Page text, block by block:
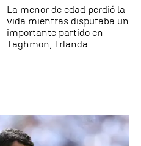
La menor de edad perdió la
vida mientras disputaba un
importante partido en
Taghmon, Irlanda.